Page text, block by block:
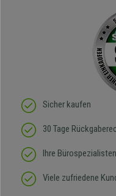
Sicher kaufen
30 Tage
Ihre Bürospezialisten
Viele zufriedene